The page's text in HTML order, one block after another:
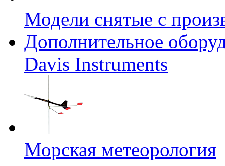
Модели снятые с
Дополнительное
Davis Instruments
Морская метеорология